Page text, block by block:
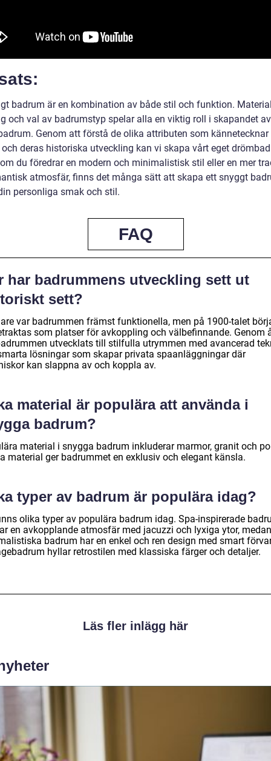
badrum är en kombination av både stil och funktion.
och val av badrumstyp spelar alla en viktig roll i skapandet
Genom att förstå de olika attributen som
deras historiska utveckling kan vi skapa vårt eget
du föredrar en modern och minimalistisk stil eller en mer
atmosfär, finns det många sätt att skapa ett snyggt
personliga smak och stil.
FAQ
har badrummens utveckling sett ut
sett?
var badrummen främst funktionella, men på 1900-talet
som platser för avkoppling och välbefinnande. Genom
utvecklats till stilfulla utrymmen med avancerad
lösningar som skapar privata spaanläggningar där
kan slappna av och koppla av.
material är populära att använda i
badrum?
material i snygga badrum inkluderar marmor, granit och
material ger badrummet en exklusiv och elegant känsla.
typer av badrum är populära idag?
olika typer av populära badrum idag. Spa-inspirerade
en avkopplande atmosfär med jacuzzi och lyxiga ytor, medan
badrum har en enkel och ren design med smart
hyllar retrostilen med klassiska färger och detaljer.
Läs fler inlägg här